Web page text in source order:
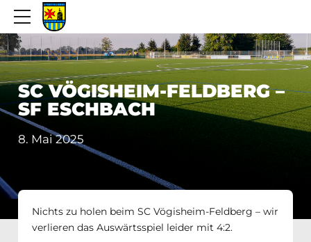
SC VÖGISHEIM-FELDBERG –
SF ESCHBACH
8. Mai 2025
Nichts zu holen beim SC Vögisheim-Feldberg – wir
verlieren das Auswärtsspiel leider mit 4:2.